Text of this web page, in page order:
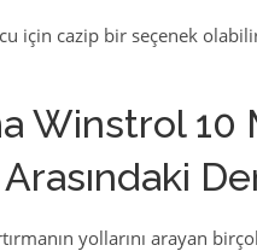
için cazip bir seçenek
Winstrol 10
yollarını arayan